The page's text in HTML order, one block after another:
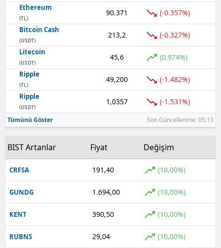
Ethereum
(TL)
90.371 (-0.357%)
Bitcoin Cash
(USDT)
213,2 (-0.327%)
Litecoin
(USDT)
45,6 (0.974%)
Ripple
(TL)
49,200 (-1.482%)
Ripple
(USDT)
1,0357 (-1.531%)
Tümünü Göster Son Güncellenme: 05:13
BIST Artanlar Fiyat Değişim
CRFSA 191,40 (10,00%)
GUNDG 1.694,00 (10,00%)
KENT 390,50 (10,00%)
RUBNS 29,04 (10,00%)